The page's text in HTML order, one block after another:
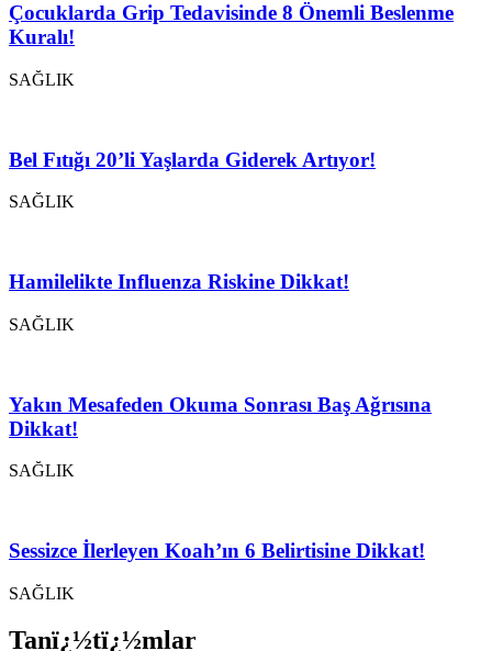
Çocuklarda Grip Tedavisinde 8 Önemli Beslenme
Kuralı!
SAĞLIK
Bel Fıtığı 20’li Yaşlarda Giderek Artıyor!
SAĞLIK
Hamilelikte Influenza Riskine Dikkat!
SAĞLIK
Yakın Mesafeden Okuma Sonrası Baş Ağrısına
Dikkat!
SAĞLIK
Sessizce İlerleyen Koah’ın 6 Belirtisine Dikkat!
SAĞLIK
Tanï¿½tï¿½mlar